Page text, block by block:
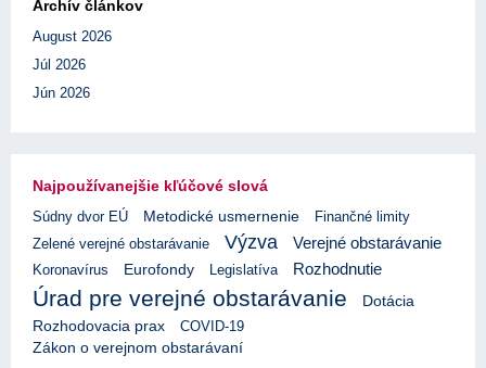
Archív článkov
August 2026
Júl 2026
Jún 2026
Najpoužívanejšie kľúčové slová
Súdny dvor EÚ Metodické usmernenie
Finančné limity
Zelené verejné obstarávanie
Výzva Verejné obstarávanie
Koronavírus Eurofondy Legislatíva Rozhodnutie
Úrad pre verejné obstarávanie Dotácia
Rozhodovacia prax
COVID-19
Zákon o verejnom obstarávaní